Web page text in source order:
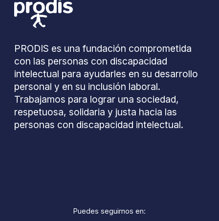
PRODIS es una fundación comprometida
con las personas con discapacidad
intelectual para ayudarles en su desarrollo
personal y en su inclusión laboral.
Trabajamos para lograr una sociedad,
respetuosa, solidaria y justa hacia las
personas con discapacidad intelectual.
Puedes seguirnos en: